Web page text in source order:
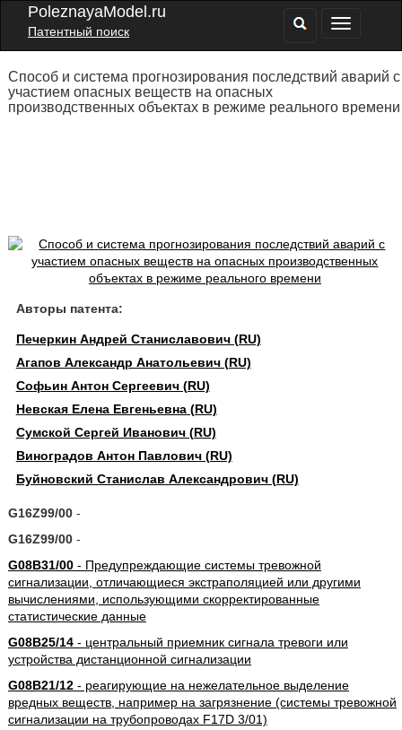
PoleznayaModel.ru
Патентный поиск
Способ и система прогнозирования последствий аварий с
участием опасных веществ на опасных
производственных объектах в режиме реального времени
Авторы патента:
Печеркин Андрей Станиславович (RU)
Агапов Александр Анатольевич (RU)
Софьин Антон Сергеевич (RU)
Невская Елена Евгеньевна (RU)
Сумской Сергей Иванович (RU)
Виноградов Антон Павлович (RU)
Буйновский Станислав Александрович (RU)
G16Z99/00-
G16Z99/00-
G08B31/00- Предупреждающие системы тревожной
сигнализации, отличающиеся экстраполяцией или другими
вычислениями, использующими скорректированные
статистические данные
G08B25/14- центральный приемник сигнала тревоги или
устройства дистанционной сигнализации
G08B21/12- реагирующие на нежелательное выделение
вредных веществ, например на загрязнение (системы тревожной
сигнализации на трубопроводах F17D 3/01)